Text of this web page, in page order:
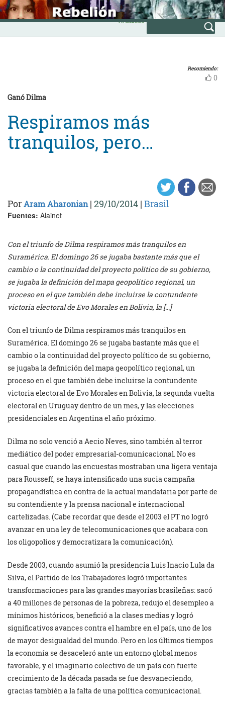
Skip
to
content
INICIO
Avanzada
Recomiendo:
0
Ganó Dilma
Respiramos más
tranquilos, pero…
PorAram Aharonian| 29/10/2014 | Brasil
Fuentes: Alainet
Con el triunfo de Dilma respiramos más tranquilos en
Suramérica. El domingo 26 se jugaba bastante más que el
cambio o la continuidad del proyecto político de su gobierno,
se jugaba la definición del mapa geopolítico regional, un
proceso en el que también debe incluirse la contundente
victoria electoral de Evo Morales en Bolivia, la […]
Con el triunfo de Dilma respiramos más tranquilos en
Suramérica. El domingo 26 se jugaba bastante más que el
cambio o la continuidad del proyecto político de su gobierno,
se jugaba la definición del mapa geopolítico regional, un
proceso en el que también debe incluirse la contundente
victoria electoral de Evo Morales en Bolivia, la segunda vuelta
electoral en Uruguay dentro de un mes, y las elecciones
presidenciales en Argentina el año próximo.
Dilma no solo venció a Aecio Neves, sino también al terror
mediático del poder empresarial-comunicacional. No es
casual que cuando las encuestas mostraban una ligera ventaja
para Rousseff, se haya intensificado una sucia campaña
propagandística en contra de la actual mandataria por parte de
su contendiente y la prensa nacional e internacional
cartelizadas. (Cabe recordar que desde el 2003 el PT no logró
avanzar en una ley de telecomunicaciones que acabara con
los oligopolios y democratizara la comunicación).
Desde 2003, cuando asumió la presidencia Luis Inacio Lula da
Silva, el Partido de los Trabajadores logró importantes
transformaciones para las grandes mayorías brasileñas: sacó
a 40 millones de personas de la pobreza, redujo el desempleo a
mínimos históricos, benefició a la clases medias y logró
significativos avances contra el hambre en el país, uno de los
de mayor desigualdad del mundo. Pero en los últimos tiempos
la economía se desaceleró ante un entorno global menos
favorable, y el imaginario colectivo de un país con fuerte
crecimiento de la década pasada se fue desvaneciendo,
gracias también a la falta de una política comunicacional.